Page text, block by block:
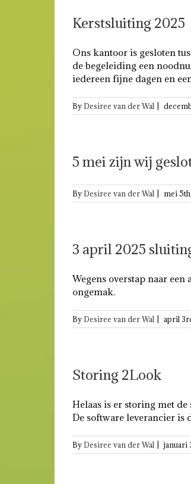
Kerstsluiting 2025
Ons kantoor is gesloten
de begeleiding een
iedereen fijne dagen en
By Desiree van der Wal
5 mei zijn wij
By Desiree van der Wal mei
3 april 2025
Wegens overstap naar
ongemak.
By Desiree van der Wal april
Storing 2Look
Helaas is er storing met
De software leverancier is
By Desiree van der Wal januari